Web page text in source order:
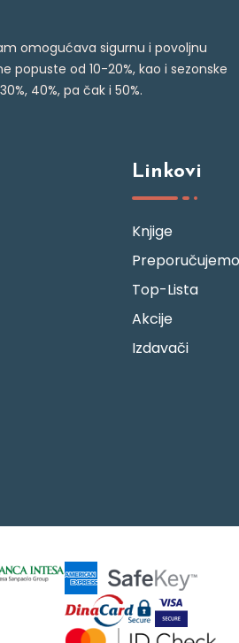
omogućava sigurnu i povoljnu
popuste od 10-20%, kao i sezonske
40%, pa čak i 50%.
Linkovi
Knjige
Preporučujemo
Top-Lista
Akcije
Izdavači